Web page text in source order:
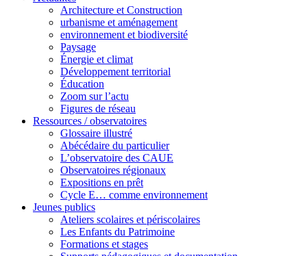
Architecture et Construction
urbanisme et aménagement
environnement et biodiversité
Paysage
Énergie et climat
Développement territorial
Éducation
Zoom sur l’actu
Figures de réseau
Ressources / observatoires
Glossaire illustré
Abécédaire du particulier
L’observatoire des CAUE
Observatoires régionaux
Expositions en prêt
Cycle E… comme environnement
Jeunes publics
Ateliers scolaires et périscolaires
Les Enfants du Patrimoine
Formations et stages